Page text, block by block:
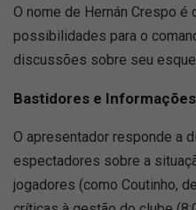
O nome de Hernán Crespo é
possibilidades para o
discussões sobre seu
Bastidores e Informações
O apresentador responde a
espectadores sobre a
jogadores (como Coutinho,